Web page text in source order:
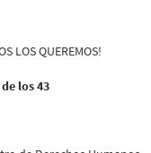
LOS QUEREMOS!
los 43